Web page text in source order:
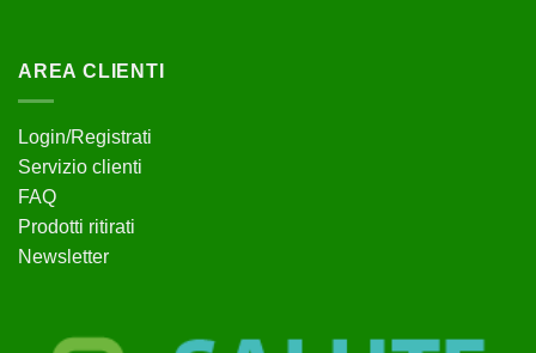
AREA CLIENTI
Login/Registrati
Servizio clienti
FAQ
Prodotti ritirati
Newsletter